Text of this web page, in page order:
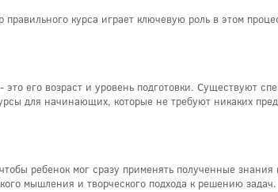
курса играет ключевую роль в этом
его возраст и уровень подготовки. Существуют
для начинающих, которые не требуют никаких
ребенок мог сразу применять полученные
мышления и творческого подхода к решению задач.